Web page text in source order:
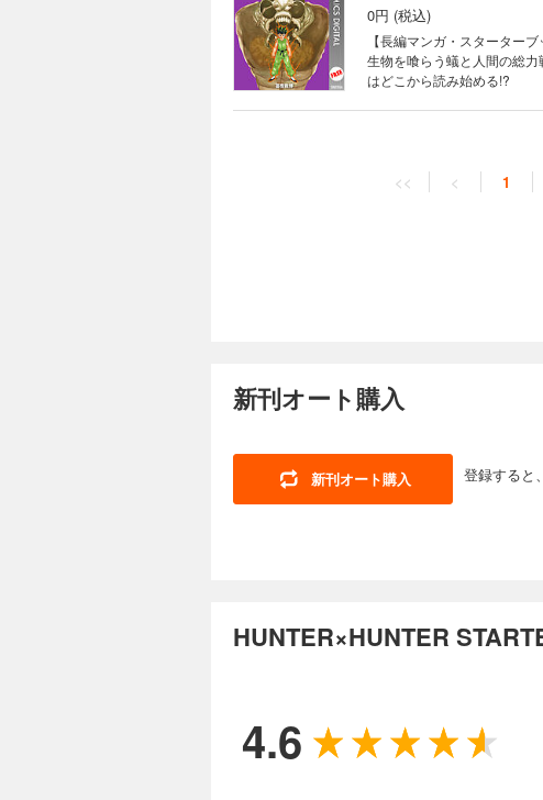
0円 (税込)
【長編マンガ・スターター
生物を喰らう蟻と人間の総
はどこから読み始める!?
<< < 1
新刊オート購入
新刊オート購入 登録すると
HUNTER×HUNTER
4.6